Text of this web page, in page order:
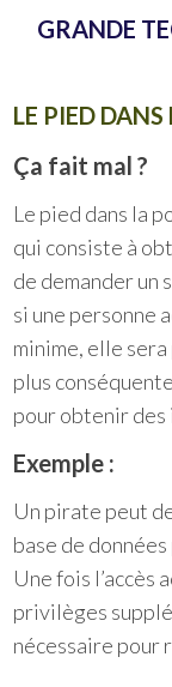
GRANDE
LE PIED
Ça fait mal ?
Le pied dans la
qui consiste à
de demander un
si une personne
minime, elle
plus
pour obtenir
Exemple :
Un pirate peut
base de
Une fois l’accès
privilèges
nécessaire pour